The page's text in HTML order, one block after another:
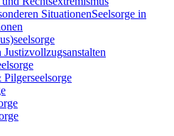
Seelsorge in
Justizvollzugsanstalten